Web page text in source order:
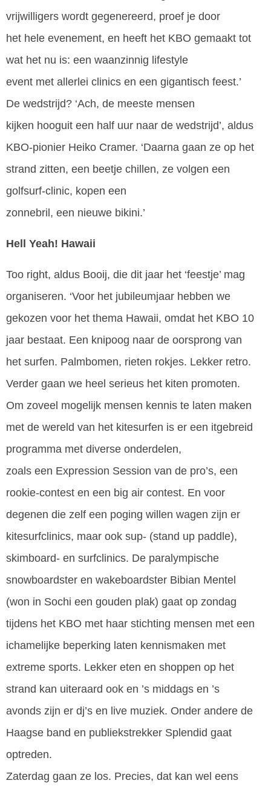
vrijwilligers wordt gegenereerd, proef je door
het hele evenement, en heeft het KBO gemaakt tot
wat het nu is: een waanzinnig lifestyle
event met allerlei clinics en een gigantisch feest.’
De wedstrijd? ‘Ach, de meeste mensen
kijken hooguit een half uur naar de wedstrijd’, aldus
KBO-pionier Heiko Cramer. ‘Daarna gaan ze op het
strand zitten, een beetje chillen, ze volgen een
golfsurf-clinic, kopen een
zonnebril, een nieuwe bikini.’
Hell Yeah! Hawaii
Too right, aldus Booij, die dit jaar het ‘feestje’ mag
organiseren. ‘Voor het jubileumjaar hebben we
gekozen voor het thema Hawaii, omdat het KBO 10
jaar bestaat. Een knipoog naar de oorsprong van
het surfen. Palmbomen, rieten rokjes. Lekker retro.
Verder gaan we heel serieus het kiten promoten.
Om zoveel mogelijk mensen kennis te laten maken
met de wereld van het kitesurfen is er een itgebreid
programma met diverse onderdelen,
zoals een Expression Session van de pro’s, een
rookie-contest en een big air contest. En voor
degenen die zelf een poging willen wagen zijn er
kitesurfclinics, maar ook sup- (stand up paddle),
skimboard- en surfclinics. De paralympische
snowboardster en wakeboardster Bibian Mentel
(won in Sochi een gouden plak) gaat op zondag
tijdens het KBO met haar stichting mensen met een
ichamelijke beperking laten kennismaken met
extreme sports. Lekker eten en shoppen op het
strand kan uiteraard ook en ’s middags en ’s
avonds zijn er dj’s en live muziek. Onder andere de
Haagse band en publiekstrekker Splendid gaat
optreden.
Zaterdag gaan ze los. Precies, dat kan wel eens